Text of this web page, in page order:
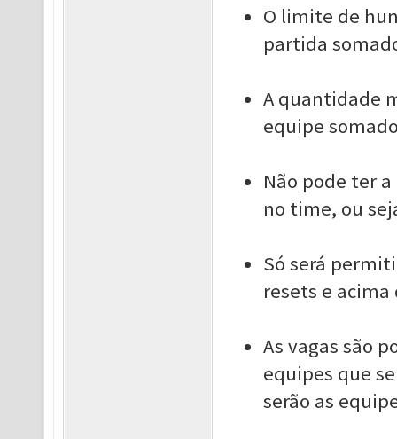
O limite de
partida
A quantidade
equipe
Não pode ter
no time, ou
Só será
resets e acima
As vagas são
equipes que
serão as